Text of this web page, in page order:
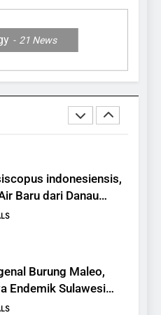
21 News
Si Antelop
indonesiensis,
Baru dari Danau
Burung Maleo,
Endemik Sulawesi
Punah